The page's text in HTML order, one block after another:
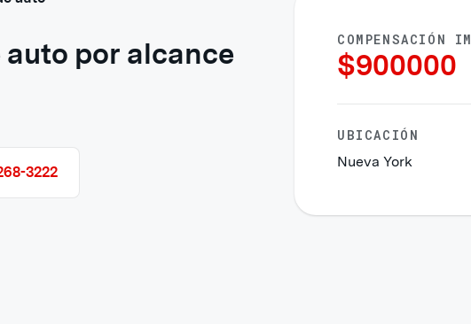
por alcance
3222
COMPENSACIÓN
$900000
UBICACIÓN
Nueva York